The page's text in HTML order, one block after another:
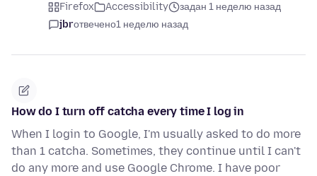
Firefox Accessibility
задан 1 неделю назад
jbrотвечено1 неделю назад
How do I turn off catcha every time I log in
When I login to Google, I'm usually asked to do more
than 1 catcha. Sometimes, they continue until I can't
do any more and use Google Chrome. I have poor